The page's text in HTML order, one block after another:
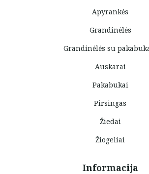
Apyrankės
Grandinėlės
Grandinėlės su
Auskarai
Pakabukai
Pirsingas
Žiedai
Žiogeliai
Informacija